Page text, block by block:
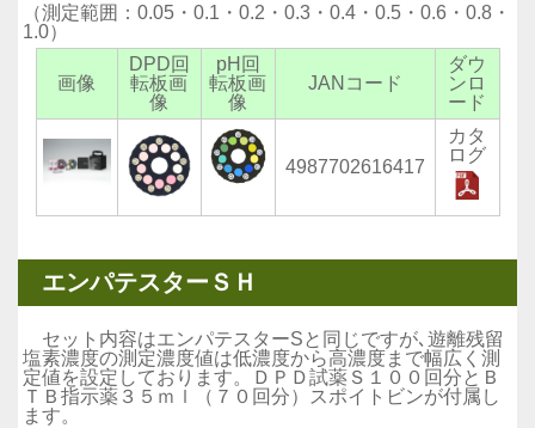
（測定範囲：0.05・0.1・0.2・0.3・0.4・0.5・0.6・0.8・
1.0）
画像
DPD回
転板画
像
pH回
転板画
像
JANコード
ダウ
ンロ
ード
4987702616417
カタ
ログ
エンパテスターＳＨ
セット内容はエンパテスターSと同じですが､遊離残留
塩素濃度の測定濃度値は低濃度から高濃度まで幅広く測
定値を設定しております。ＤＰＤ試薬Ｓ１００回分とＢ
ＴＢ指示薬３５ｍｌ（７０回分）スポイトビンが付属し
ます。